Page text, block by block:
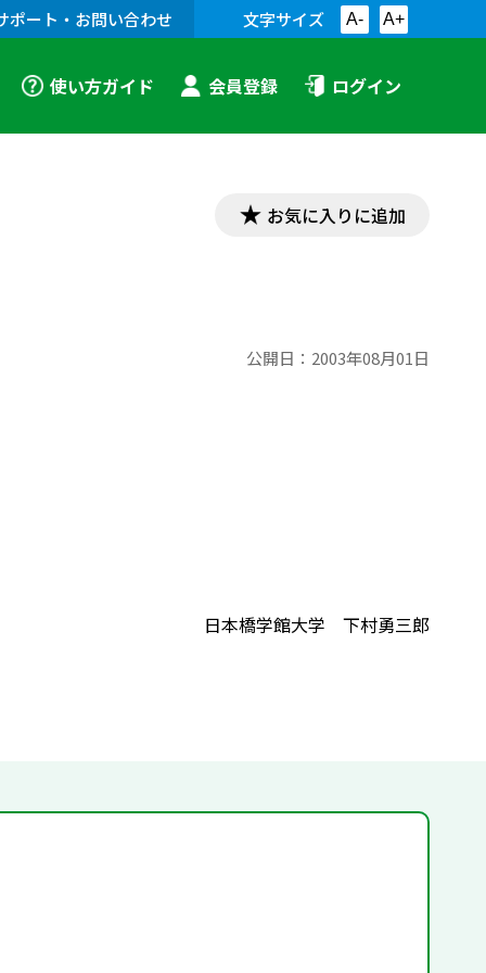
ポート・お問い合わせ 文字サイズ A- A+
使い方ガイド 会員登録 ログイン
お気に入りに追加
公開日： 2003年08月01日
日本橋学館大学 下村勇三郎